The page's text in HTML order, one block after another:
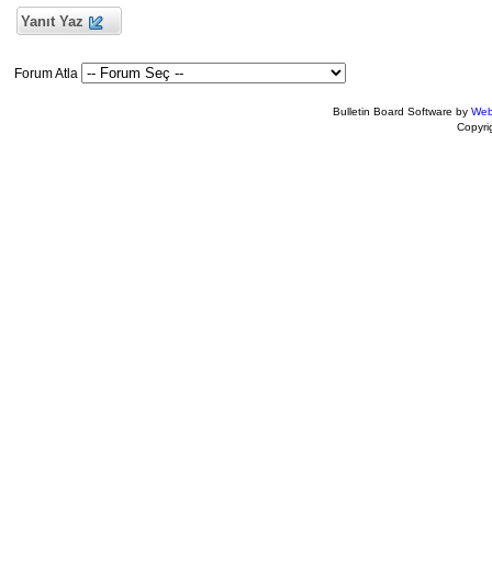
Yanıt Yaz
Forum Atla
Bulletin Board Software by